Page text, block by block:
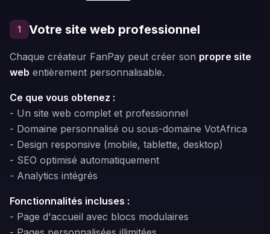
1 Votre site web professionnel
Chaque créateur FanPay peut créer son propre site
web entièrement personnalisable.
Ce que vous obtenez :
- Un site web complet et professionnel
- Domaine personnalisé ou sous-domaine VotAfrica
- Design responsive (mobile, tablette, desktop)
- SEO optimisé automatiquement
- Analytics intégrés
Fonctionnalités incluses :
- Page d'accueil avec blocs modulaires